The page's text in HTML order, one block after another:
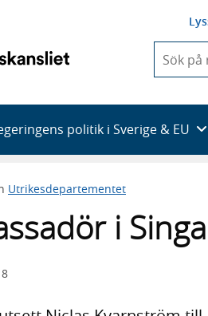
du
skriva
en
politik i Sverige & EU
Utrikesdepartementet
i